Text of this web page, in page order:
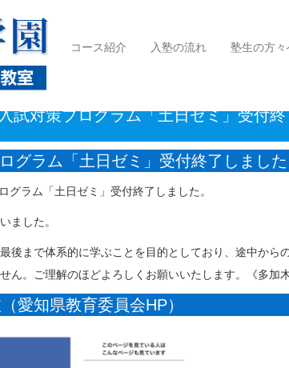
コース紹介 入塾の流れ 塾生の方々
高校入試対策プログラム「土日ゼミ」受付終了しました ／ 塾：定
試対策プログラム「土日ゼミ」受
グラム「土日ゼミ」受付終了しました
ラム「土日ゼミ」受付終了しました。
ました。
後まで体系的に学ぶことを目的としており、途中か
ん。ご理解のほどよろしくお願いいたします。《多加
愛知県教育委員会HP）